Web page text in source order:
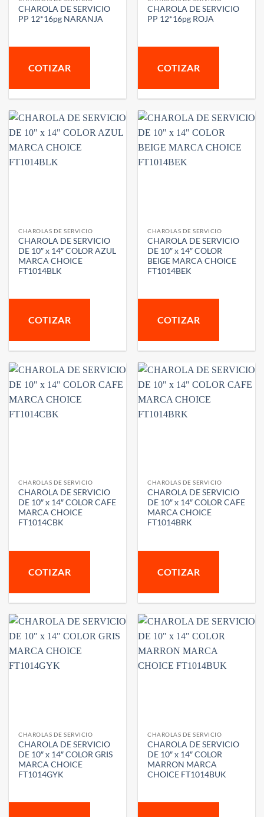
CHAROLA DE SERVICIO
PP 12*16pg NARANJA
COTIZAR
CHAROLA DE SERVICIO
PP 12*16pg ROJA
COTIZAR
CHAROLAS DE SERVICIO
CHAROLA DE SERVICIO
DE 10″ x 14″ COLOR AZUL
MARCA CHOICE
FT1014BLK
COTIZAR
CHAROLAS DE SERVICIO
CHAROLA DE SERVICIO
DE 10″ x 14″ COLOR
BEIGE MARCA CHOICE
FT1014BEK
COTIZAR
CHAROLAS DE SERVICIO
CHAROLA DE SERVICIO
DE 10″ x 14″ COLOR CAFE
MARCA CHOICE
FT1014CBK
COTIZAR
CHAROLAS DE SERVICIO
CHAROLA DE SERVICIO
DE 10″ x 14″ COLOR CAFE
MARCA CHOICE
FT1014BRK
COTIZAR
CHAROLAS DE SERVICIO
CHAROLA DE SERVICIO
DE 10″ x 14″ COLOR GRIS
MARCA CHOICE
FT1014GYK
CHAROLAS DE SERVICIO
CHAROLA DE SERVICIO
DE 10″ x 14″ COLOR
MARRON MARCA
CHOICE FT1014BUK